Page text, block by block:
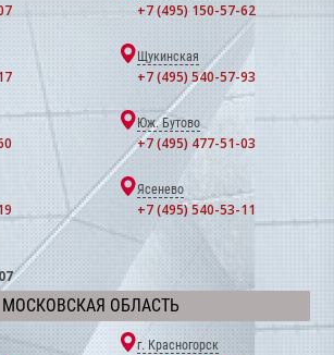
+7 (495) 150-57-62
Щукинская
+7 (495) 540-57-93
Юж. Бутово
+7 (495) 477-51-03
Ясенево
+7 (495) 540-53-11
МОСКОВСКАЯ ОБЛАСТЬ
г. Красногорск